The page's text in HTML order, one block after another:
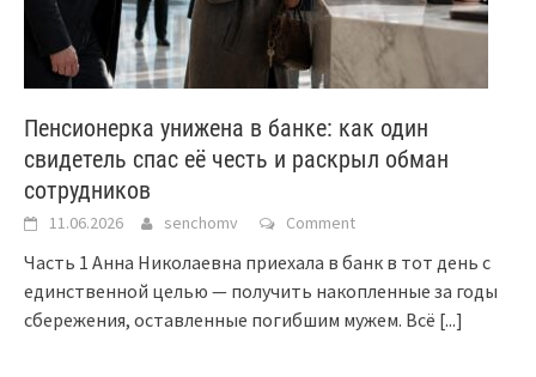
Пенсионерка унижена в банке: как один
свидетель спас её честь и раскрыл обман
сотрудников
11.06.2026 senchomv Comment
Часть 1 Анна Николаевна приехала в банк в тот день с
единственной целью — получить накопленные за годы
сбережения, оставленные погибшим мужем. Всё [...]